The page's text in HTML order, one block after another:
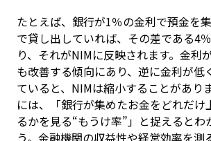
たとえば、銀行が1％の金利で預金を
で貸し出していれば、その差である4
り、それがNIMに反映されます。金利
も改善する傾向にあり、逆に金利が低
ていると、NIMは縮小することがあり
には、「銀行が集めたお金をどれだけ
るかを見る“もうけ率”」と捉えるとわ
う。金融機関の収益性や経営効率を測